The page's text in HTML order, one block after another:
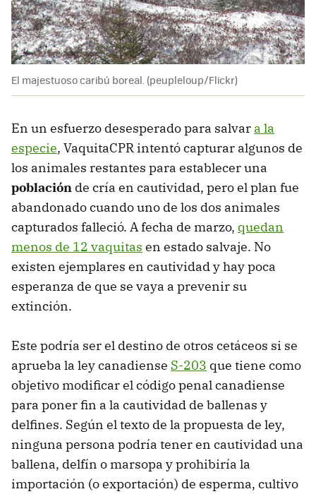
El majestuoso caribú boreal. (peupleloup/Flickr)
En un esfuerzo desesperado para salvar a la
especie, VaquitaCPR intentó capturar algunos de
los animales restantes para establecer una
población de cría en cautividad, pero el plan fue
abandonado cuando uno de los dos animales
capturados falleció. A fecha de marzo, quedan
menos de 12 vaquitas en estado salvaje. No
existen ejemplares en cautividad y hay poca
esperanza de que se vaya a prevenir su
extinción.
Este podría ser el destino de otros cetáceos si se
aprueba la ley canadiense S-203 que tiene como
objetivo modificar el código penal canadiense
para poner fin a la cautividad de ballenas y
delfines. Según el texto de la propuesta de ley,
ninguna persona podría tener en cautividad una
ballena, delfín o marsopa y prohibiría la
importación (o exportación) de esperma, cultivo